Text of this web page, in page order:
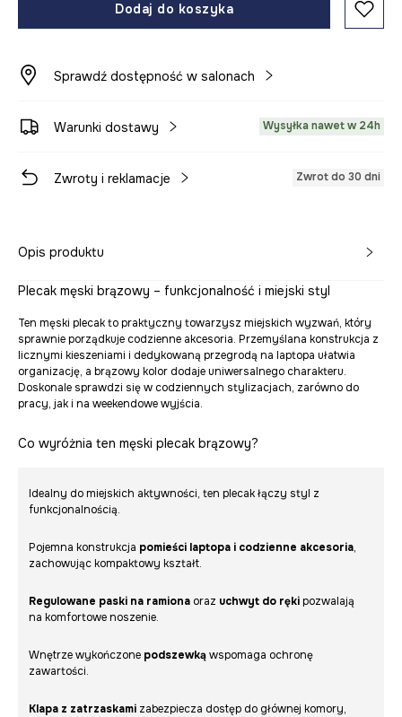
Dodaj do koszyka
Sprawdź dostępność w salonach
Warunki dostawy Wysyłka nawet w 24h
Zwroty i reklamacje Zwrot do 30 dni
Opis produktu
Plecak męski brązowy – funkcjonalność i miejski styl
Ten męski plecak to praktyczny towarzysz miejskich wyzwań, który
sprawnie porządkuje codzienne akcesoria. Przemyślana konstrukcja z
licznymi kieszeniami i dedykowaną przegrodą na laptopa ułatwia
organizację, a brązowy kolor dodaje uniwersalnego charakteru.
Doskonale sprawdzi się w codziennych stylizacjach, zarówno do
pracy, jak i na weekendowe wyjścia.
Co wyróżnia ten męski plecak brązowy?
Idealny do miejskich aktywności, ten plecak łączy styl z
funkcjonalnością.
Pojemna konstrukcja pomieści laptopa i codzienne akcesoria,
zachowując kompaktowy kształt.
Regulowane paski na ramiona oraz uchwyt do ręki pozwalają
na komfortowe noszenie.
Wnętrze wykończone podszewkąwspomaga ochronę
zawartości.
Klapa z zatrzaskami zabezpiecza dostęp do głównej komory,